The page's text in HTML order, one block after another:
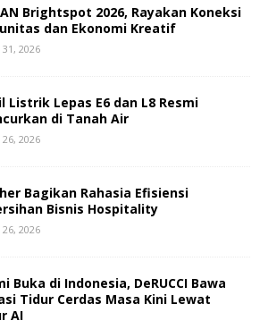
Brightspot 2026, Rayakan Koneksi
dan Ekonomi Kreatif
31, 2026
Listrik Lepas E6 dan L8 Resmi
di Tanah Air
26, 2026
Bagikan Rahasia Efisiensi
Bisnis Hospitality
26, 2026
Buka di Indonesia, DeRUCCI Bawa
Tidur Cerdas Masa Kini Lewat
AI